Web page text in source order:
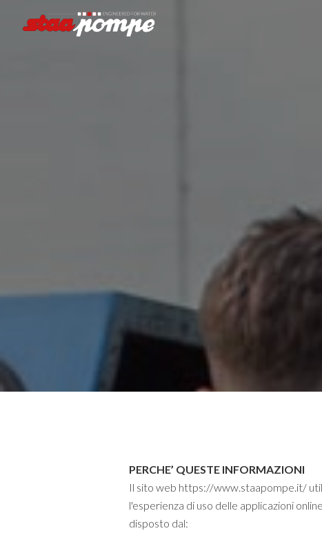
PERCHE’ QUESTE INFORMAZIONI
Il sito web https://www.staapompe.it/
l'esperienza di uso delle applicazioni
disposto dal: